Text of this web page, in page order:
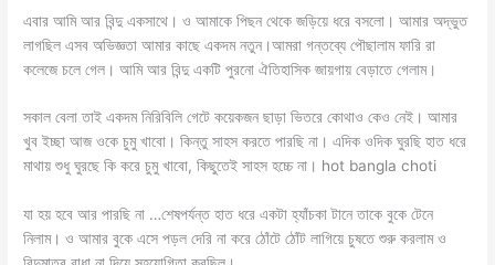
এবার আমি আর বিন্দু একসাথে। ও আমাকে পিছন থেকে জড়িয়ে ধরে বসলো। আমার অদ্ভুত
লাগছিল এসব অভিজ্ঞতা আমার কাছে একদম নতুন।আমরা গন্তব্যে পৌছালাম ফারি রা
কলেজে চলে গেল। আমি আর বিন্দু একটি পুরনো ঐতিহাসিক জায়গায় বেড়াতে গেলাম।
সকাল বেলা তাই একদম নিরিবিলি গেটে কয়েকজন ছাড়া ভিতরে কোথাও কেও নেই। আমার
খুব ইচ্ছা আজ ওকে চুমু খাবো। কিন্তু সাহস করতে পারছি না। এদিক ওদিক ঘুরছি হাত ধরে
মাথায় শুধু ঘুরছে কি করে চুমু খাবো, কিছুতেই সাহস হচ্চে না। hot bangla choti
যা হয় হবে আর পারছি না …শেষপর্যন্ত হাত ধরে একটা হ্যাঁচকা টানে তাকে বুকে টেনে
নিলাম। ও আমার বুকে এসে পড়ল দেরি না করে ঠোঁটে ঠোঁট লাগিয়ে চুষতে শুরু করলাম ও